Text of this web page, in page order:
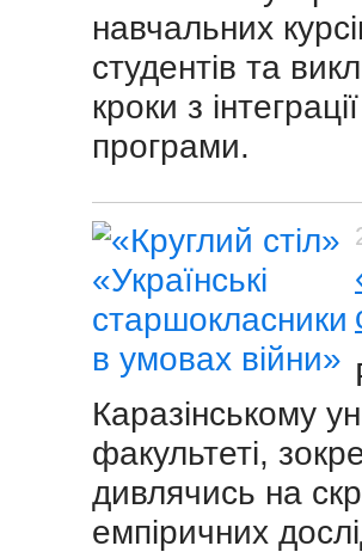
навчальних
студентів та
кроки з
програми.
Каразінському
факультеті,
дивлячись на
емпіричних